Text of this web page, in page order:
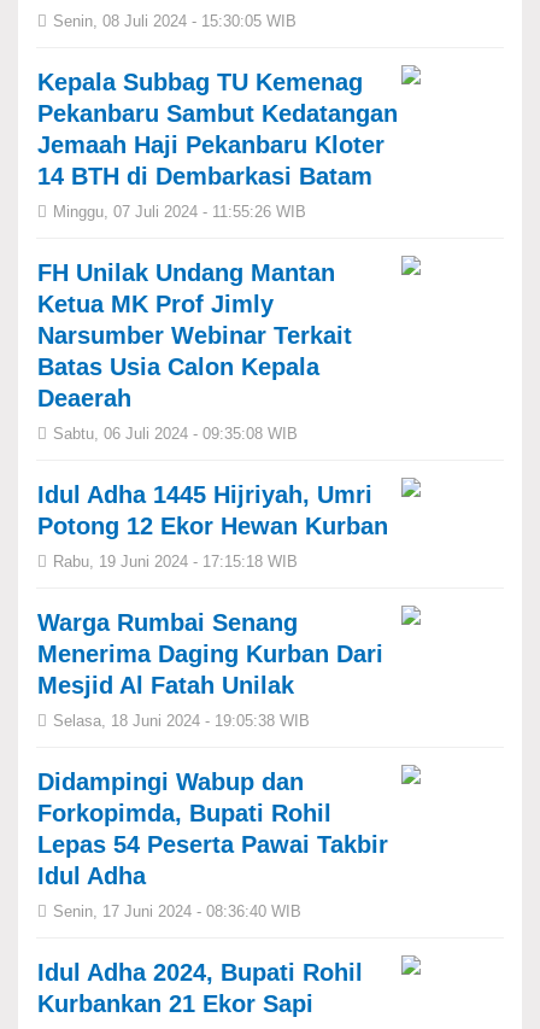
Senin, 08 Juli 2024 - 15:30:05 WIB
Kepala Subbag TU Kemenag
Pekanbaru Sambut Kedatangan
Jemaah Haji Pekanbaru Kloter
14 BTH di Dembarkasi Batam
Minggu, 07 Juli 2024 - 11:55:26 WIB
FH Unilak Undang Mantan
Ketua MK Prof Jimly
Narsumber Webinar Terkait
Batas Usia Calon Kepala
Deaerah
Sabtu, 06 Juli 2024 - 09:35:08 WIB
Idul Adha 1445 Hijriyah, Umri
Potong 12 Ekor Hewan Kurban
Rabu, 19 Juni 2024 - 17:15:18 WIB
Warga Rumbai Senang
Menerima Daging Kurban Dari
Mesjid Al Fatah Unilak
Selasa, 18 Juni 2024 - 19:05:38 WIB
Didampingi Wabup dan
Forkopimda, Bupati Rohil
Lepas 54 Peserta Pawai Takbir
Idul Adha
Senin, 17 Juni 2024 - 08:36:40 WIB
Idul Adha 2024, Bupati Rohil
Kurbankan 21 Ekor Sapi